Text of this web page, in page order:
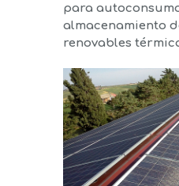
para
almacenamiento
renovables